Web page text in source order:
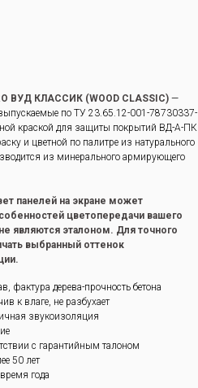
ВУД КЛАССИК (WOOD CLASSIC) —
по ТУ 23.65.12-001-78730337-
краской для защиты покрытий ВД-А-ПК
и цветной по палитре из натурального
из минерального армирующего
панелей на экране может
цветопередачи вашего
являются эталоном. Для точного
выбранный оттенок
фактура дерева-прочность бетона
к влаге, не разбухает
звукоизоляция
с гарантийным талоном
50 лет
года